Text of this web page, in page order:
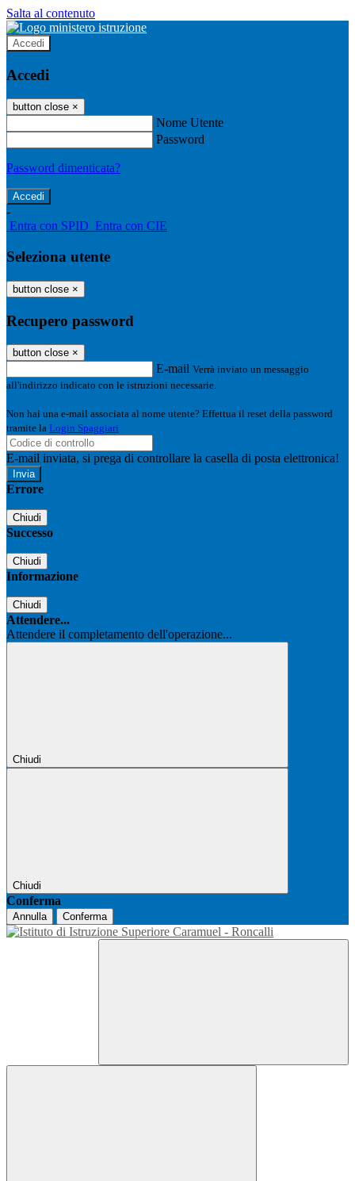
Salta al contenuto
Accedi
Accedi
button close ×
Nome Utente
Password
Password dimenticata?
-
Entra con SPID Entra con CIE
Seleziona utente
button close ×
Recupero password
button close ×
E-mail Verrà inviato un messaggio
all'indirizzo indicato con le istruzioni necessarie.
Non hai una e-mail associata al nome utente? Effettua il reset della password
tramite la Login Spaggiari
E-mail inviata, si prega di controllare la casella di posta elettronica!
Errore
Chiudi
Successo
Chiudi
Informazione
Chiudi
Attendere...
Attendere il completamento dell'operazione...
Chiudi
Chiudi
Conferma
Annulla Conferma